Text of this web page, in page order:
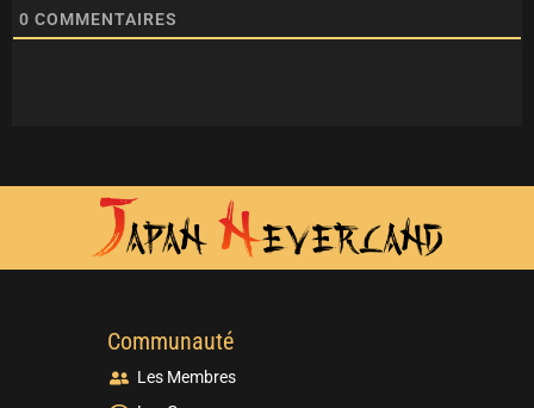
0 COMMENTAIRES
Communauté
Les Membres